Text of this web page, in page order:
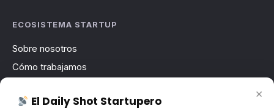
ECOSISTEMA STARTUP
Sobre nosotros
Cómo trabajamos
Contacto
×
El Daily Shot Startupero